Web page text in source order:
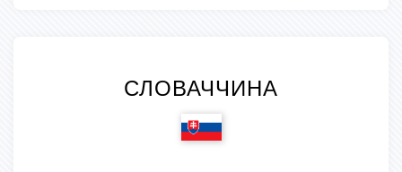
СЛОВАЧЧИНА